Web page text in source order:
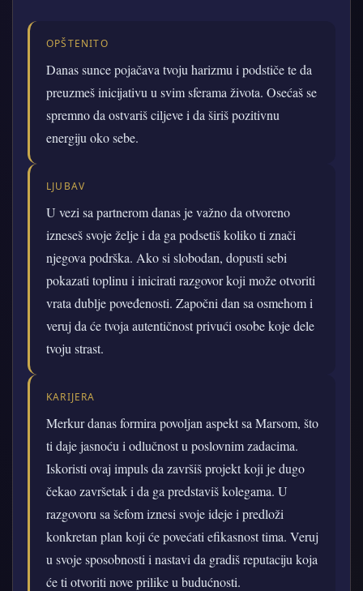
OPŠTENITO
Danas sunce pojačava tvoju harizmu i podstiče te da
preuzmeš inicijativu u svim sferama života. Osećaš se
spremno da ostvariš ciljeve i da širiš pozitivnu
energiju oko sebe.
LJUBAV
U vezi sa partnerom danas je važno da otvoreno
izneseš svoje želje i da ga podsetiš koliko ti znači
njegova podrška. Ako si slobodan, dopusti sebi
pokazati toplinu i inicirati razgovor koji može otvoriti
vrata dublje poveđenosti. Započni dan sa osmehom i
veruj da će tvoja autentičnost privući osobe koje dele
tvoju strast.
KARIJERA
Merkur danas formira povoljan aspekt sa Marsom, što
ti daje jasnoću i odlučnost u poslovnim zadacima.
Iskoristi ovaj impuls da završiš projekt koji je dugo
čekao završetak i da ga predstaviš kolegama. U
razgovoru sa šefom iznesi svoje ideje i predloži
konkretan plan koji će povećati efikasnost tima. Veruj
u svoje sposobnosti i nastavi da gradiš reputaciju koja
će ti otvoriti nove prilike u budućnosti.